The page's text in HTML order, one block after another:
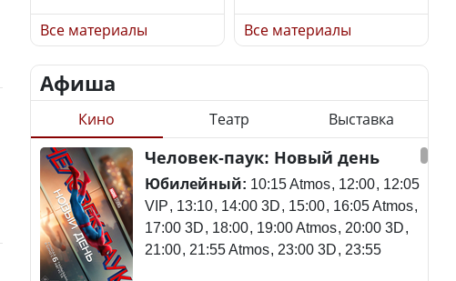
направления на
медицинские
обследования
Қазақстан Орталық Азия
елдері арасында әл-ауқат
индексінде көш бастады
культурного наследия,
находящегося под
угрозой исчезновения
Станет ли
метапневмовирус
эпидемией, рассказали в
ВОЗ
Все материалы Все материалы
Афиша
Кино Театр Выставка
Человек-паук: Новый день
Юбилейный: 10:15 Atmos 12:00 12:05
VIP 13:10 14:00 3D 15:00 16:05 Atmos
17:00 3D 18:00 19:00 Atmos 20:00 3D
21:00 21:55 Atmos 23:00 3D 23:55